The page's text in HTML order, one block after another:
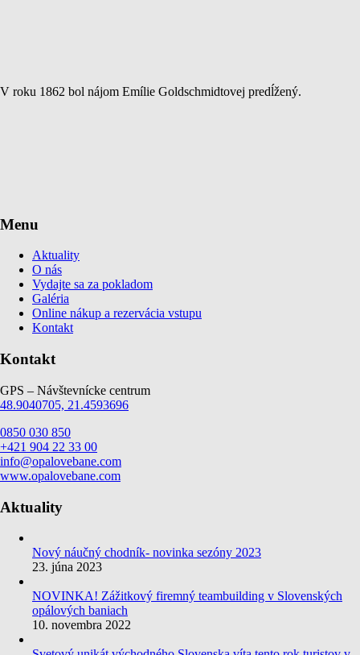
V roku 1862 bol nájom Emílie Goldschmidtovej predĺžený.
Menu
Aktuality
O nás
Vydajte sa za pokladom
Galéria
Online nákup a rezervácia vstupu
Kontakt
Kontakt
GPS – Návštevnícke centrum
48.9040705, 21.4593696
0850 030 850
+421 904 22 33 00
info@opalovebane.com
www.opalovebane.com
Aktuality
Nový náučný chodník- novinka sezóny 2023
23. júna 2023
NOVINKA! Zážitkový firemný teambuilding v Slovenských
opálových baniach
10. novembra 2022